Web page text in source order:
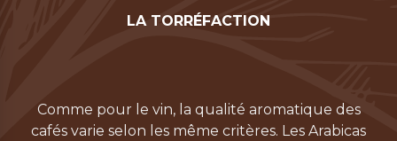
LA TORRÉFACTION
Comme pour le vin, la qualité aromatique des
cafés varie selon les même critères. Les Arabicas